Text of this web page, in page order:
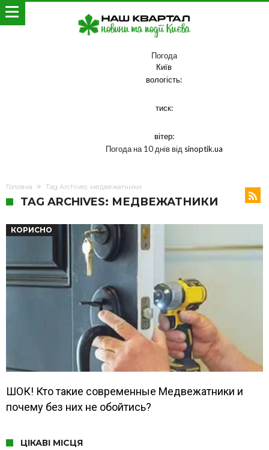
Погода
Київ
вологість:
тиск:
вітер:
Погода на 10 днів від sinoptik.ua
Головна Tag Archives: медвежатники
TAG ARCHIVES: МЕДВЕЖАТНИКИ
КОРИСНО
ШОК! Кто такие современные Медвежатники и
почему без них не обойтись?
ЦІКАВІ МІСЦЯ